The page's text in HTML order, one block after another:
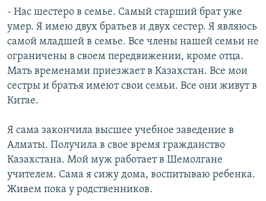
- Нас шестеро в семье. Самый старший брат уже
умер. Я имею двух братьев и двух сестер. Я являюсь
самой младшей в семье. Все члены нашей семьи не
ограничены в своем передвижении, кроме отца.
Мать временами приезжает в Казахстан. Все мои
сестры и братья имеют свои семьи. Все они живут в
Китае.
Я сама закончила высшее учебное заведение в
Алматы. Получила в свое время гражданство
Казахстана. Мой муж работает в Шемолгане
учителем. Сама я сижу дома, воспитываю ребенка.
Живем пока у родственников.